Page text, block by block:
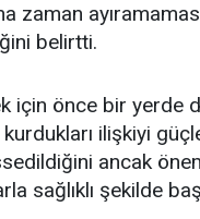
zaman
belirtti.
için önce bir yerde
kurdukları ilişkiyi
ancak
sağlıklı şekilde